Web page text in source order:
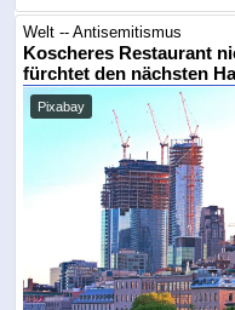
Welt -- Antisemitismus
Koscheres Restaurant
fürchtet den nächsten
Pixabay